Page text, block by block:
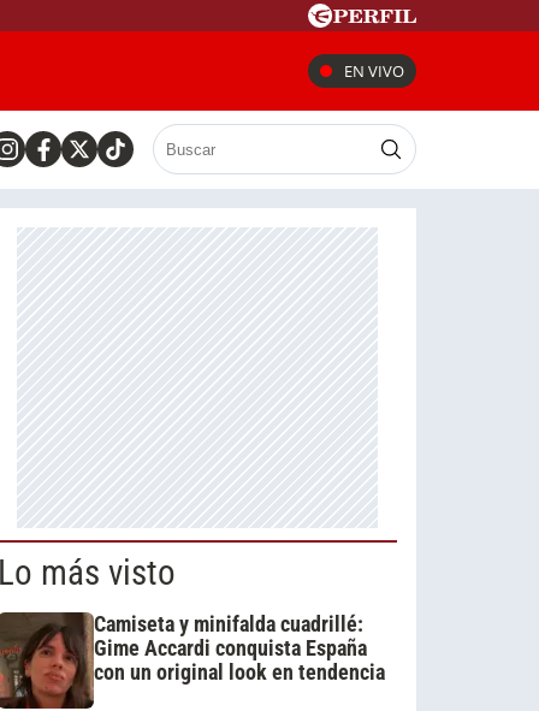
EN VIVO
más visto
Camiseta y minifalda cuadrillé:
Gime Accardi conquista España
con un original look en tendencia